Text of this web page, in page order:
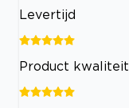
Levertijd
Product kwaliteit